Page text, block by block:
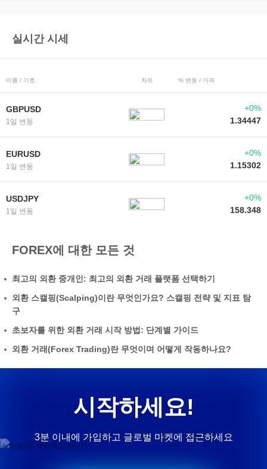
실시간 시세
이름 / 기호 차트 % 변동 / 가격
GBPUSD
1일 변동
+0%
1.34447
EURUSD
1일 변동
+0%
1.15302
USDJPY
1일 변동
+0%
158.348
FOREX에 대한 모든 것
최고의 외환 중개인: 최고의 외환 거래 플랫폼 선택하기
외환 스캘핑(Scalping)이란 무엇인가요? 스캘핑 전략 및 지표 탐
구
초보자를 위한 외환 거래 시작 방법: 단계별 가이드
외환 거래(Forex Trading)란 무엇이며 어떻게 작동하나요?
시작하세요!
3분 이내에 가입하고 글로벌 마켓에 접근하세요